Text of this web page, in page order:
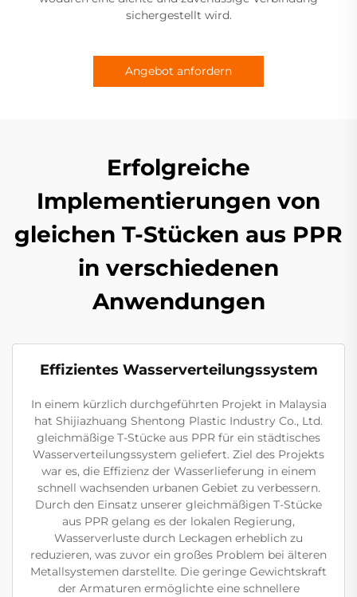
sichergestellt wird.
Angebot anfordern
Erfolgreiche
Implementierungen von
gleichen T-Stücken aus PPR
in verschiedenen
Anwendungen
Effizientes Wasserverteilungssystem
In einem kürzlich durchgeführten Projekt in Malaysia
hat Shijiazhuang Shentong Plastic Industry Co., Ltd.
gleichmäßige T-Stücke aus PPR für ein städtisches
Wasserverteilungssystem geliefert. Ziel des Projekts
war es, die Effizienz der Wasserlieferung in einem
schnell wachsenden urbanen Gebiet zu verbessern.
Durch den Einsatz unserer gleichmäßigen T-Stücke
aus PPR gelang es der lokalen Regierung,
Wasserverluste durch Leckagen erheblich zu
reduzieren, was zuvor ein großes Problem bei älteren
Metallsystemen darstellte. Die geringe Gewichtskraft
der Armaturen ermöglichte eine schnellere